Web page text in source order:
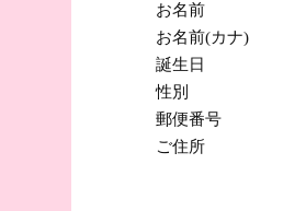
お名前
お名前(カナ)
誕生日
性別
郵便番号
ご住所